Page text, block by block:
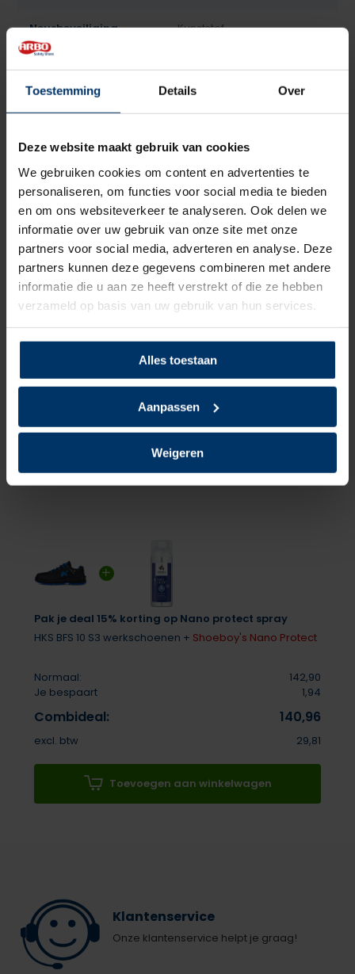
Toestemming Details Over
Deze website maakt gebruik van cookies
We gebruiken cookies om content en advertenties te
personaliseren, om functies voor social media te bieden
en om ons websiteverkeer te analyseren. Ook delen we
informatie over uw gebruik van onze site met onze
partners voor social media, adverteren en analyse. Deze
partners kunnen deze gegevens combineren met andere
informatie die u aan ze heeft verstrekt of die ze hebben
verzameld op basis van uw gebruik van hun services.
Alles toestaan
Aanpassen
Weigeren
Pak je deal 15% korting op Nano protect spray
HKS BFS 10 S3 werkschoenen + Shoeboy's Nano Protect
Normaal:
142,90
Je bespaart
1,94
Combideal: 140,96
excl. btw 29,81
Toevoegen aan winkelwagen
Neusbeveiliging Kunststof
Zoolmateriaal
Overige specificaties
ESD, Metaalvrij, Veganistisch,
Natural Fit
Kleur Zwart, Blauw
Beoordelingen
0van5 Gebaseerd op 0 beoordeling(en)
Schrijf je eigen review
Delen
Klantenservice
Onze klantenservice helpt je graag!